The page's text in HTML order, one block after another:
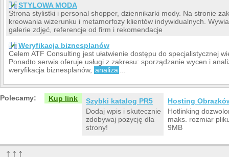
STYLOWA MODA
Strona stylistki i personal shopper, dziennikarki mody. Na stronie
kreowania wizerunku i metamorfozy klientów indywidualnych.
galerie zdjęć, referencje od firm i rekomendacje
Weryfikacja biznesplanów
Celem ATF Consulting jest ułatwienie dostępu do specjalistycznej
Ponadto serwis oferuje usługi z zakresu: sporządzanie wycen i
weryfikacja biznesplanów, analiza
Polecamy: Kup link
Szybki katalog PR5
Dodaj wpis i skutecznie
zdobywaj pozycję dla
strony!
Hosting
Hotlinking
maks. rozmiar
9MB
↑↑↑